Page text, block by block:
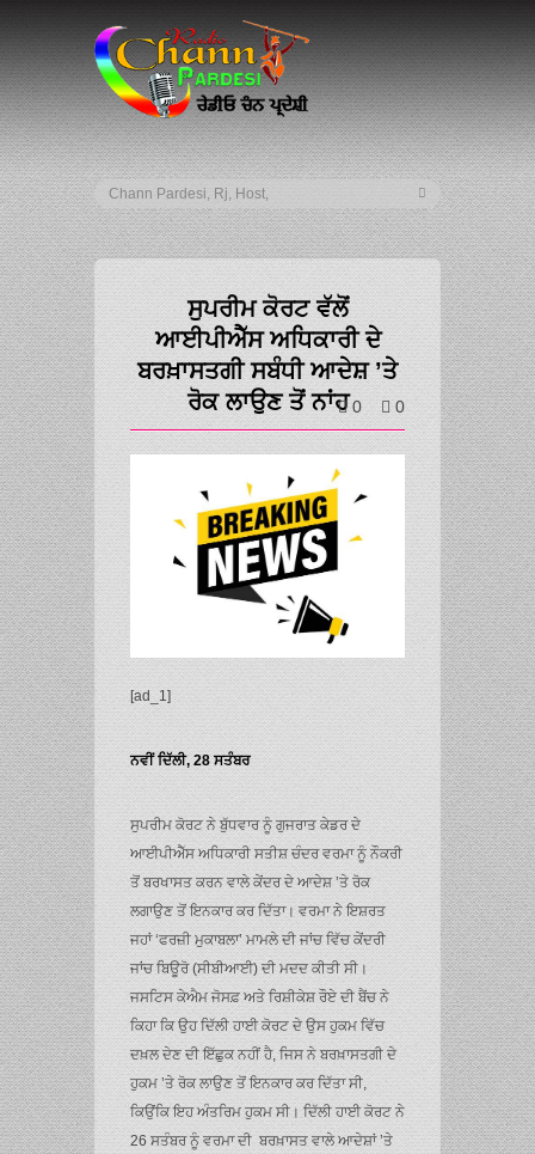
ਸੁਪਰੀਮ ਕੋਰਟ ਵੱਲੋਂ
ਆਈਪੀਐੱਸ ਅਧਿਕਾਰੀ ਦੇ
ਬਰਖ਼ਾਸਤਗੀ ਸਬੰਧੀ ਆਦੇਸ਼ ’ਤੇ
ਰੋਕ ਲਾਉਣ ਤੋਂ ਨਾਂਹ 0 0
[ad_1]
ਨਵੀਂ ਦਿੱਲੀ, 28 ਸਤੰਬਰ
ਸੁਪਰੀਮ ਕੋਰਟ ਨੇ ਬੁੱਧਵਾਰ ਨੂੰ ਗੁਜਰਾਤ ਕੇਡਰ ਦੇ
ਆਈਪੀਐੱਸ ਅਧਿਕਾਰੀ ਸਤੀਸ਼ ਚੰਦਰ ਵਰਮਾ ਨੂੰ ਨੌਕਰੀ
ਤੋਂ ਬਰਖਾਸਤ ਕਰਨ ਵਾਲੇ ਕੇਂਦਰ ਦੇ ਆਦੇਸ਼ ’ਤੇ ਰੋਕ
ਲਗਾਉਣ ਤੋਂ ਇਨਕਾਰ ਕਰ ਦਿੱਤਾ। ਵਰਮਾ ਨੇ ਇਸ਼ਰਤ
ਜਹਾਂ ‘ਫਰਜ਼ੀ ਮੁਕਾਬਲਾ’ ਮਾਮਲੇ ਦੀ ਜਾਂਚ ਵਿੱਚ ਕੇਂਦਰੀ
ਜਾਂਚ ਬਿਊਰੋ (ਸੀਬੀਆਈ) ਦੀ ਮਦਦ ਕੀਤੀ ਸੀ।
ਜਸਟਿਸ ਕੇਐਮ ਜੋਸਫ਼ ਅਤੇ ਰਿਸ਼ੀਕੇਸ਼ ਰੌਏ ਦੀ ਬੈਂਚ ਨੇ
ਕਿਹਾ ਕਿ ਉਹ ਦਿੱਲੀ ਹਾਈ ਕੋਰਟ ਦੇ ਉਸ ਹੁਕਮ ਵਿੱਚ
ਦਖ਼ਲ ਦੇਣ ਦੀ ਇੱਛੁਕ ਨਹੀਂ ਹੈ, ਜਿਸ ਨੇ ਬਰਖ਼ਾਸਤਗੀ ਦੇ
ਹੁਕਮ ’ਤੇ ਰੋਕ ਲਾਉਣ ਤੋਂ ਇਨਕਾਰ ਕਰ ਦਿੱਤਾ ਸੀ,
ਕਿਉਂਕਿ ਇਹ ਅੰਤਰਿਮ ਹੁਕਮ ਸੀ। ਦਿੱਲੀ ਹਾਈ ਕੋਰਟ ਨੇ
26 ਸਤੰਬਰ ਨੂੰ ਵਰਮਾ ਦੀ ਬਰਖ਼ਾਸਤ ਵਾਲੇ ਆਦੇਸ਼ਾਂ ’ਤੇ